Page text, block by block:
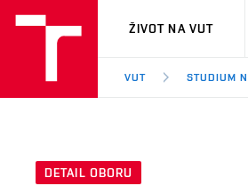
VUT
ŽIVOT NA VUT
VUT STUDIUM
DETAIL OBORU